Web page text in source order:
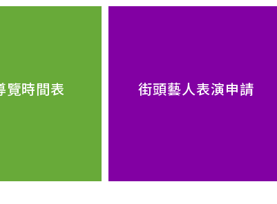
覽時間表 街頭藝人表演申請